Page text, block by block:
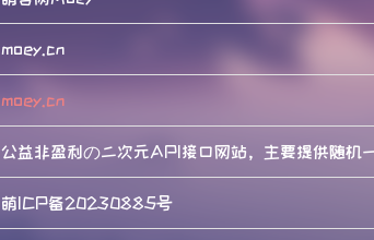
moey.cn
moey.cn
公益非盈利の二次元API接口网站，主要提供随机
萌ICP备20230885号